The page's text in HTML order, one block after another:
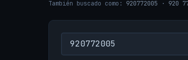
También buscado como: 920772005 · 920